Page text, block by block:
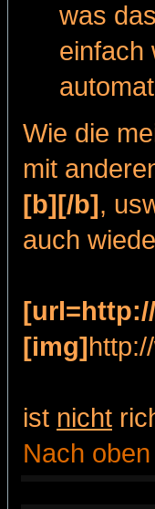
was
einfach
Wie die
mit
[b][/b],
auch
[img]
ist nicht
Nach oben